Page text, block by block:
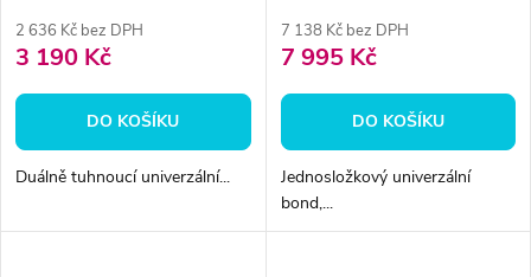
2 636 Kč bez DPH
3 190 Kč
DO KOŠÍKU
Duálně tuhnoucí univerzální...
7 138 Kč bez DPH
7 995 Kč
DO KOŠÍKU
Jednosložkový univerzální
bond,...